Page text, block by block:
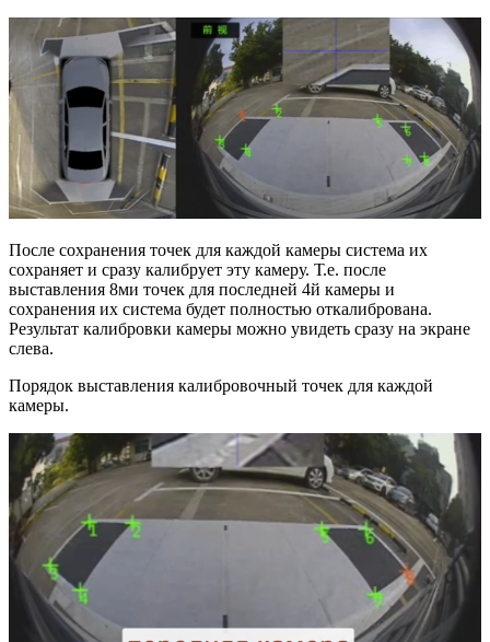
После сохранения точек для каждой камеры система их
сохраняет и сразу калибрует эту камеру. Т.е. после
выставления 8ми точек для последней 4й камеры и
сохранения их система будет полностью откалибрована.
Результат калибровки камеры можно увидеть сразу на экране
слева.
Порядок выставления калибровочный точек для каждой
камеры.